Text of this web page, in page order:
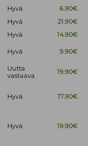
Hyvä
6.90€
Hyvä
21.90€
Hyvä
14.90€
Hyvä 9.90€
Uutta
vastaava
19.90€
Hyvä 17.90€
Hyvä 19.90€